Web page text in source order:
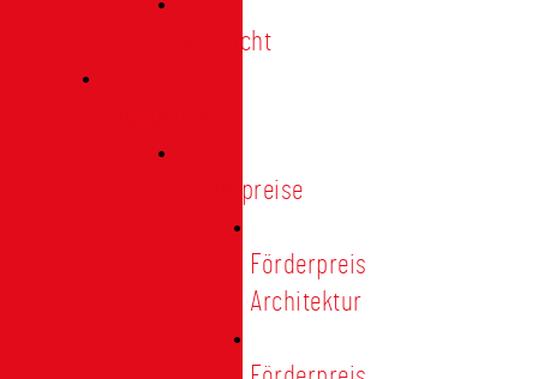
Übersicht
Förderpreise
Förderpreis
Architektur